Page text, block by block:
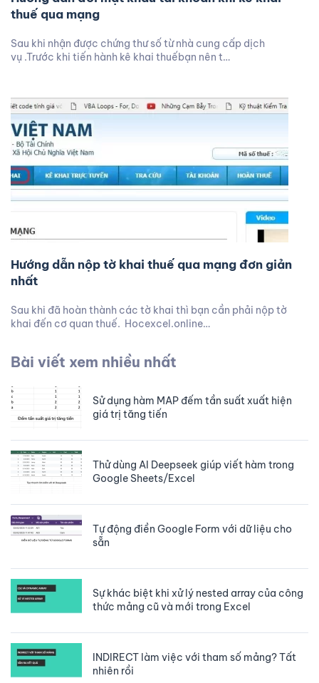
thuế qua mạng
Sau khi nhận được chứng thư số từ nhà cung cấp dịch
vụ .Trước khi tiến hành kê khai thuếbạn nên t…
Hướng dẫn nộp tờ khai thuế qua mạng đơn giản
nhất
Sau khi đã hoàn thành các tờ khai thì bạn cần phải nộp tờ
khai đến cơ quan thuế. Hocexcel.online…
Bài viết xem nhiều nhất
Sử dụng hàm MAP đếm tần suất xuất hiện
giá trị tăng tiến
Thử dùng AI Deepseek giúp viết hàm trong
Google Sheets/Excel
Tự động điền Google Form với dữ liệu cho
sẵn
Sự khác biệt khi xử lý nested array của công
thức mảng cũ và mới trong Excel
INDIRECT làm việc với tham số mảng? Tất
nhiên rồi